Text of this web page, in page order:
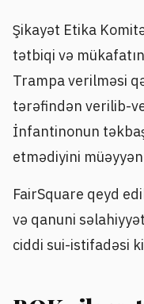
Şikayət Etika
tətbiqi və
Trampa verilməsi
tərəfindən verilib-
İnfantinonun
etmədiyini
FairSquare qeyd
və qanuni
ciddi sui-istifadəsi